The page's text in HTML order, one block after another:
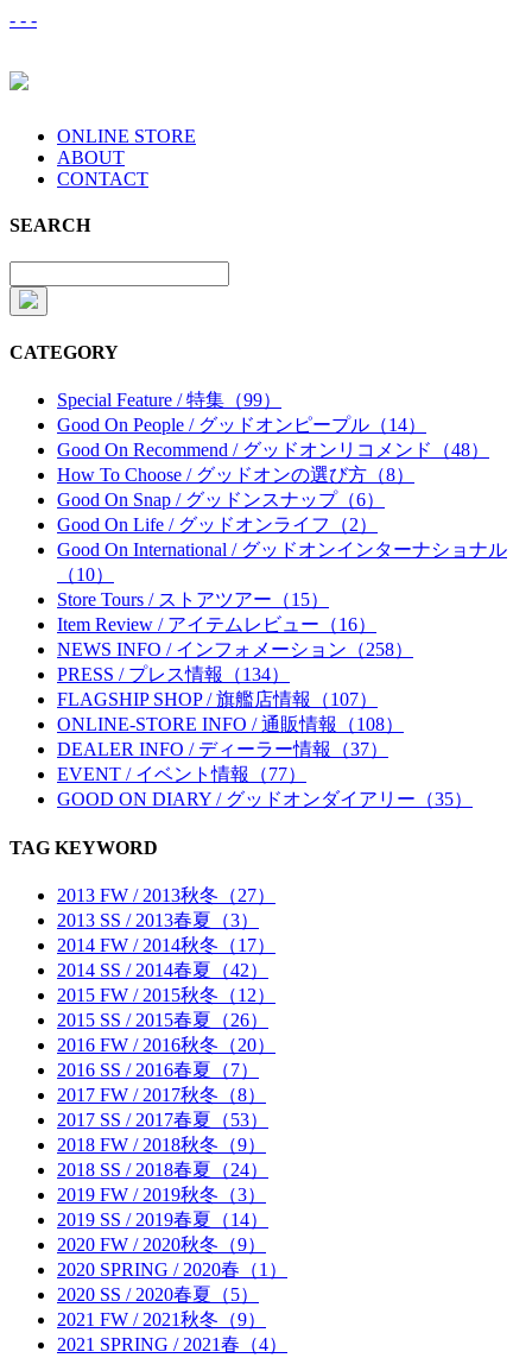
- - -
ONLINE STORE
ABOUT
CONTACT
SEARCH
CATEGORY
Special Feature / 特集（99）
Good On People / グッドオンピープル（14）
Good On Recommend / グッドオンリコメンド（48）
How To Choose / グッドオンの選び方（8）
Good On Snap / グッドンスナップ（6）
Good On Life / グッドオンライフ（2）
Good On International / グッドオンインターナショナル
（10）
Store Tours / ストアツアー（15）
Item Review / アイテムレビュー（16）
NEWS INFO / インフォメーション（258）
PRESS / プレス情報（134）
FLAGSHIP SHOP / 旗艦店情報（107）
ONLINE-STORE INFO / 通販情報（108）
DEALER INFO / ディーラー情報（37）
EVENT / イベント情報（77）
GOOD ON DIARY / グッドオンダイアリー（35）
TAG KEYWORD
2013 FW / 2013秋冬（27）
2013 SS / 2013春夏（3）
2014 FW / 2014秋冬（17）
2014 SS / 2014春夏（42）
2015 FW / 2015秋冬（12）
2015 SS / 2015春夏（26）
2016 FW / 2016秋冬（20）
2016 SS / 2016春夏（7）
2017 FW / 2017秋冬（8）
2017 SS / 2017春夏（53）
2018 FW / 2018秋冬（9）
2018 SS / 2018春夏（24）
2019 FW / 2019秋冬（3）
2019 SS / 2019春夏（14）
2020 FW / 2020秋冬（9）
2020 SPRING / 2020春（1）
2020 SS / 2020春夏（5）
2021 FW / 2021秋冬（9）
2021 SPRING / 2021春（4）